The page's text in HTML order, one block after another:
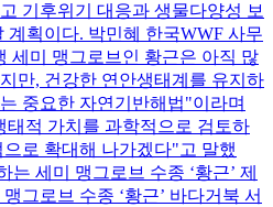
기후위기 대응과 생물다양성 보
계획이다. 박민혜 한국WWF 사무
세미 맹그로브인 황근은 아직 많
만, 건강한 연안생태계를 유지하
중요한 자연기반해법"이라며
태적 가치를 과학적으로 검토하
로 확대해 나가겠다"고 말했
는 세미 맹그로브 수종 ‘황근’ 제
그로브 수종 ‘황근’ 바다거북 서